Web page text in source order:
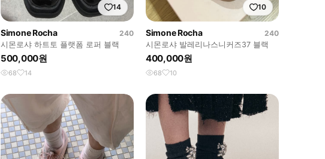
14
Simone Rocha
240
시몬로샤 하트토 플랫폼 로퍼 블랙
500,000원
68 14
10
Simone Rocha
240
시몬로샤 발레리나스니커즈37 블랙
400,000원
68 10